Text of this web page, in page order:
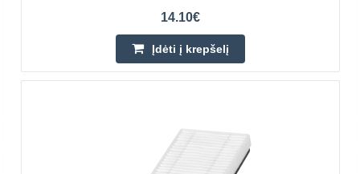
14.10€
Įdėti į krepšelį